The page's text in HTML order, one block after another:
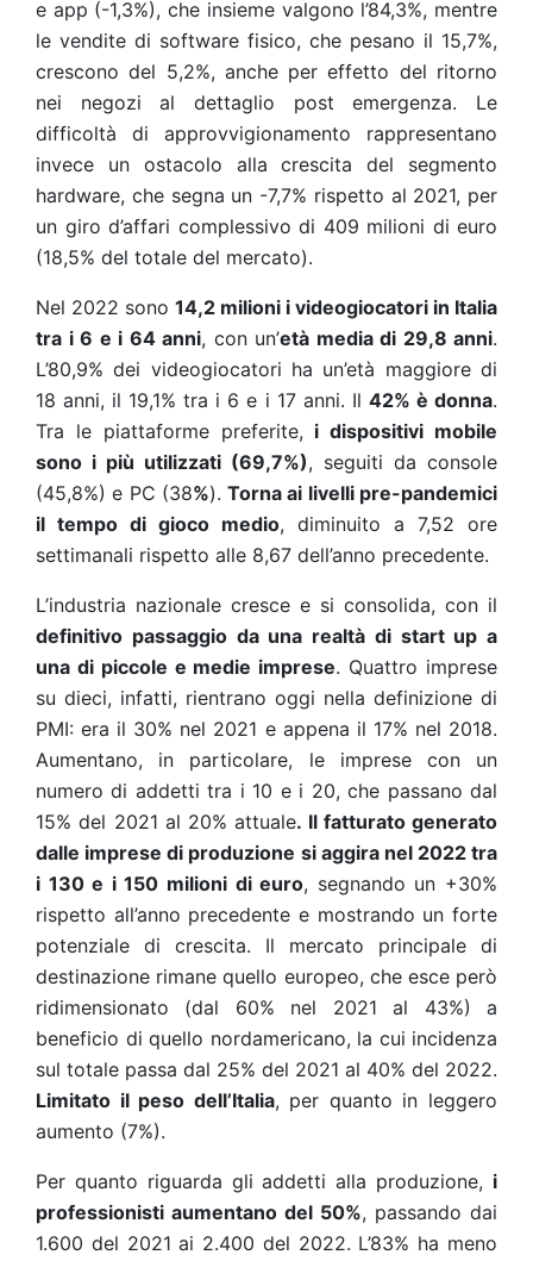
e app (-1,3%), che insieme valgono l’84,3%, mentre
le vendite di software fisico, che pesano il 15,7%,
crescono del 5,2%, anche per effetto del ritorno
nei negozi al dettaglio postemergenza. Le
difficoltà di approvvigionamento rappresentano
invece un ostacolo alla crescita del segmento
hardware, che segna un -7,7% rispetto al 2021, per
un giro d’affari complessivo di 409 milioni di euro
(18,5% del totale del mercato).
Nel 2022 sono 14,2 milioni i videogiocatori in Italia
tra i 6 e i 64 anni, con un’età media di 29,8 anni.
L’80,9% dei videogiocatori ha un’età maggiore di
18 anni, il 19,1% tra i 6 e i 17 anni. Il 42% è donna.
Tra le piattaforme preferite, i dispositivi mobile
sono i più utilizzati (69,7%), seguiti da console
(45,8%) e PC (38%).Torna ai livelli pre-pandemici
il tempo di gioco medio, diminuito a 7,52 ore
settimanali rispetto alle 8,67 dell’anno precedente.
L’industria nazionale cresce e si consolida, con il
definitivo passaggio da una realtà di start up a
una di piccole e medie imprese. Quattro imprese
su dieci, infatti, rientrano oggi nella definizione di
PMI: era il 30% nel 2021 e appena il 17% nel 2018.
Aumentano, in particolare, le imprese con un
numero di addetti tra i 10 e i 20, che passano dal
15% del 2021 al 20% attuale. Il fatturato generato
dalle imprese di produzione si aggira nel 2022 tra
i 130 e i 150 milioni di euro, segnando un +30%
rispetto all’anno precedente e mostrando un forte
potenziale di crescita. Il mercato principale di
destinazione rimane quello europeo, che esce però
ridimensionato (dal 60% nel 2021 al 43%) a
beneficio di quello nordamericano, la cui incidenza
sul totale passa dal 25% del 2021 al 40% del 2022.
Limitato il peso dell’Italia, per quanto in leggero
aumento (7%).
Per quanto riguarda gli addetti alla produzione, i
professionisti aumentano del 50%, passando dai
1.600 del 2021 ai 2.400 del 2022. L’83% ha meno